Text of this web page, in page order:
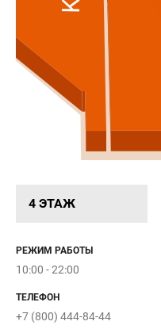
4 ЭТАЖ
РЕЖИМ РАБОТЫ
10:00 - 22:00
ТЕЛЕФОН
+7 (800) 444-84-44